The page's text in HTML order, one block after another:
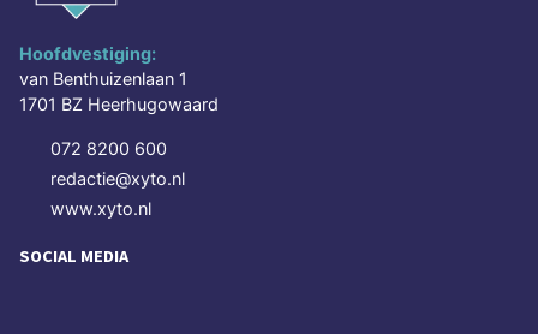
Hoofdvestiging:
van Benthuizenlaan 1
1701 BZ Heerhugowaard
072 8200 600
redactie@xyto.nl
www.xyto.nl
SOCIAL MEDIA